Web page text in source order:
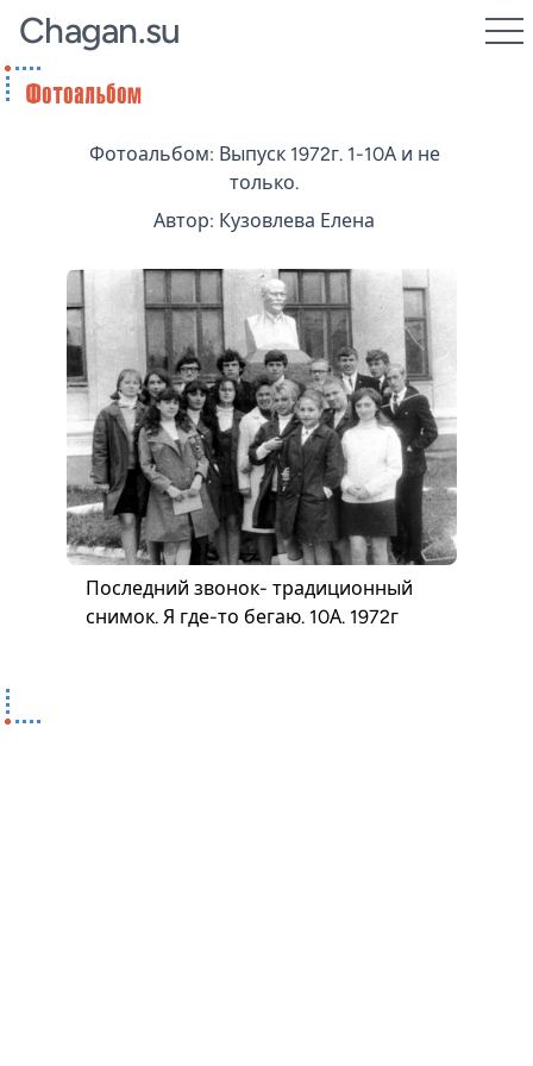
Chagan.su
Фотоальбом: Выпуск 1972г. 1-10А и не
только.
Автор: Кузовлева Елена
Последний звонок- традиционный
снимок. Я где-то бегаю. 10А. 1972г